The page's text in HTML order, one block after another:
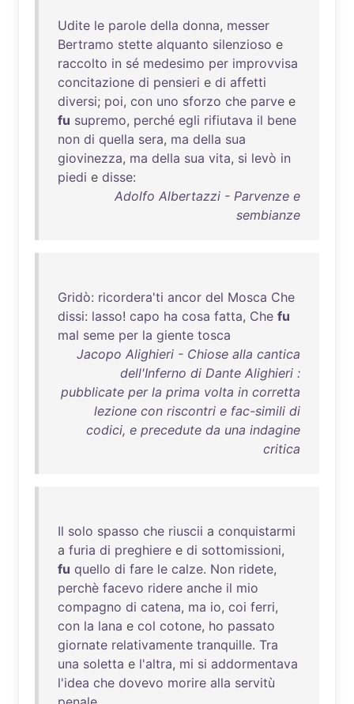
Udite le parole della donna, messer
Bertramo stette alquanto silenzioso e
raccolto in sé medesimo per improvvisa
concitazione di pensieri e di affetti
diversi; poi, con uno sforzo che parve e
fu supremo, perché egli rifiutava il bene
non di quella sera, ma della sua
giovinezza, ma della sua vita, si levò in
piedi e disse:
Adolfo Albertazzi - Parvenze e
sembianze
Gridò: ricordera'ti ancor del Mosca Che
dissi: lasso! capo ha cosa fatta, Che fu
mal seme per la giente tosca
Jacopo Alighieri - Chiose alla cantica
dell'Inferno di Dante Alighieri :
pubblicate per la prima volta in corretta
lezione con riscontri e fac-simili di
codici, e precedute da una indagine
critica
Il solo spasso che riuscii a conquistarmi
a furia di preghiere e di sottomissioni,
fu quello di fare le calze. Non ridete,
perchè facevo ridere anche il mio
compagno di catena, ma io, coi ferri,
con la lana e col cotone, ho passato
giornate relativamente tranquille. Tra
una soletta e l'altra, mi si addormentava
l'idea che dovevo morire alla servitù